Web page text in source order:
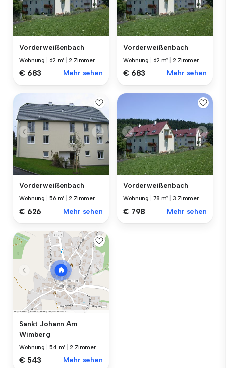
Vorderweißenbach
Wohnung 62 m² |2 Zimmer
€ 683 Mehr sehen
Vorderweißenbach
Wohnung 62 m² |2 Zimmer
€ 683 Mehr sehen
Vorderweißenbach
Wohnung 56 m² |2 Zimmer
€ 626 Mehr sehen
Vorderweißenbach
Wohnung 78 m² |3 Zimmer
€ 798 Mehr sehen
Sankt Johann Am
Wimberg
Wohnung 54 m² |2 Zimmer
€ 543 Mehr sehen